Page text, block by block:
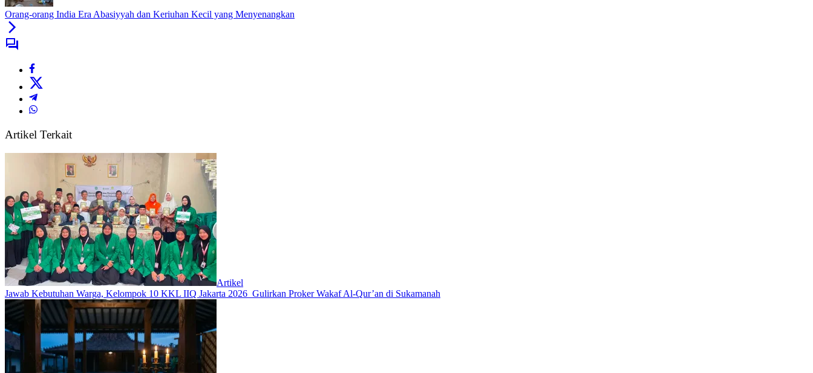
Orang-orang India Era Abasiyyah dan Keriuhan Kecil yang Menyenangkan
Artikel Terkait
Artikel
Jawab Kebutuhan Warga, Kelompok 10 KKL IIQ Jakarta 2026 Gulirkan Proker Wakaf Al-Qur’an di Sukamanah